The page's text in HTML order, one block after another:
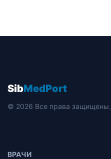
SibMedPort
© 2026 Все права защищены.
ВРАЧИ